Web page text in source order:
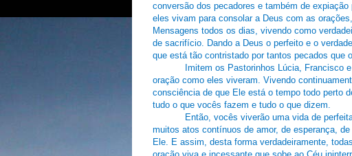
conversão dos pecadores e também de
eles vivam para consolar a Deus com as
Mensagens todos os dias, vivendo como
de sacrifício. Dando a Deus o perfeito e o
que está tão contristado por tantos pecados que
Imitem os Pastorinhos Lúcia, Francisco
oração como eles viveram. Vivendo
consciência de que Ele está o tempo todo perto
tudo o que vocês fazem e tudo o que dizem.
Então, vocês viverão uma vida de
muitos atos contínuos de amor, de esperança,
Ele. E assim, desta forma verdadeiramente,